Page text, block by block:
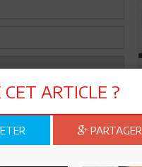
ARTICLE ?
PARTAGER